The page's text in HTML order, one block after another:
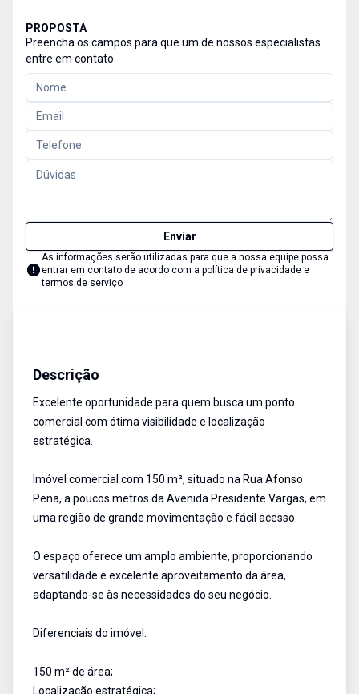
PROPOSTA
Preencha os campos para que um de nossos especialistas
entre em contato
Enviar
As informações serão utilizadas para que a nossa equipe possa
entrar em contato de acordo com a política de privacidade e
termos de serviço
Descrição
Excelente oportunidade para quem busca um ponto
comercial com ótima visibilidade e localização
estratégica.
Imóvel comercial com 150 m², situado na Rua Afonso
Pena, a poucos metros da Avenida Presidente Vargas, em
uma região de grande movimentação e fácil acesso.
O espaço oferece um amplo ambiente, proporcionando
versatilidade e excelente aproveitamento da área,
adaptando-se às necessidades do seu negócio.
Diferenciais do imóvel:
150 m² de área;
Localização estratégica;